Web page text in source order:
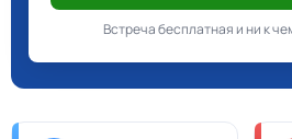
Встреча бесплатная и ни к